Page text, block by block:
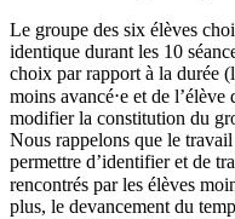
Le groupe des six élèves
identique durant les 10
choix par rapport à la durée
moins avancé⋅e et de
modifier la constitution du
Nous rappelons que le
permettre d’identifier et de
rencontrés par les élèves
plus, le devancement du